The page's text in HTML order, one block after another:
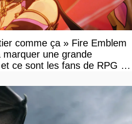
comme ça » Fire Emblem
une grande
ce sont les fans de RPG en